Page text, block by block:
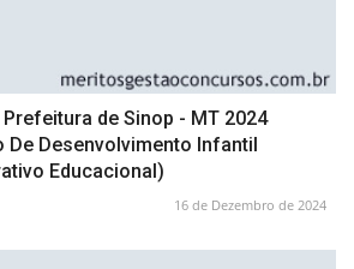
de Sinop - MT 2024
De Desenvolvimento Infantil
Educacional)
16 de Dezembro de 2024